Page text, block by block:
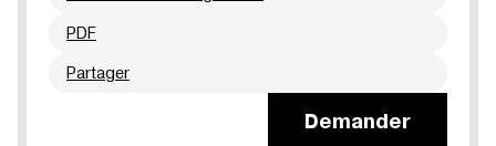
PDF
Partager
Demander